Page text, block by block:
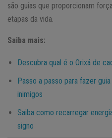
são guias que proporcionam
etapas da vida.
Saiba mais:
Descubra qual é o Orixá de
Passo a passo para fazer
inimigos
Saiba como recarregar
signo